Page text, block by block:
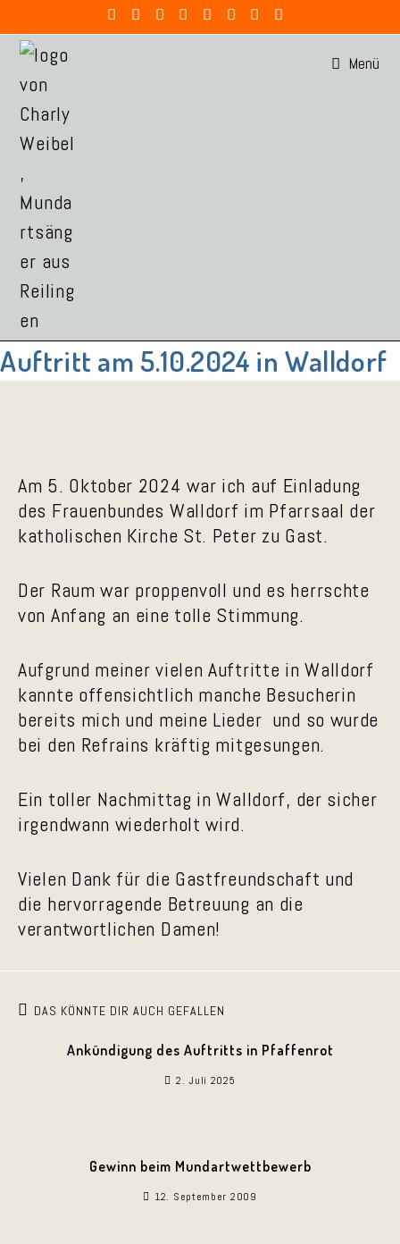
Inhalt
Menü
Auftritt am 5.10.2024 in Walldorf
Am 5. Oktober 2024 war ich auf Einladung
des Frauenbundes Walldorf im Pfarrsaal der
katholischen Kirche St. Peter zu Gast.
Der Raum war proppenvoll und es herrschte
von Anfang an eine tolle Stimmung.
Aufgrund meiner vielen Auftritte in Walldorf
kannte offensichtlich manche Besucherin
bereits mich und meine Lieder und so wurde
bei den Refrains kräftig mitgesungen.
Ein toller Nachmittag in Walldorf, der sicher
irgendwann wiederholt wird.
Vielen Dank für die Gastfreundschaft und
die hervorragende Betreuung an die
verantwortlichen Damen!
DAS KÖNNTE DIR AUCH GEFALLEN
Ankündigung des Auftritts in Pfaffenrot
2. Juli 2025
Gewinn beim Mundartwettbewerb
12. September 2009